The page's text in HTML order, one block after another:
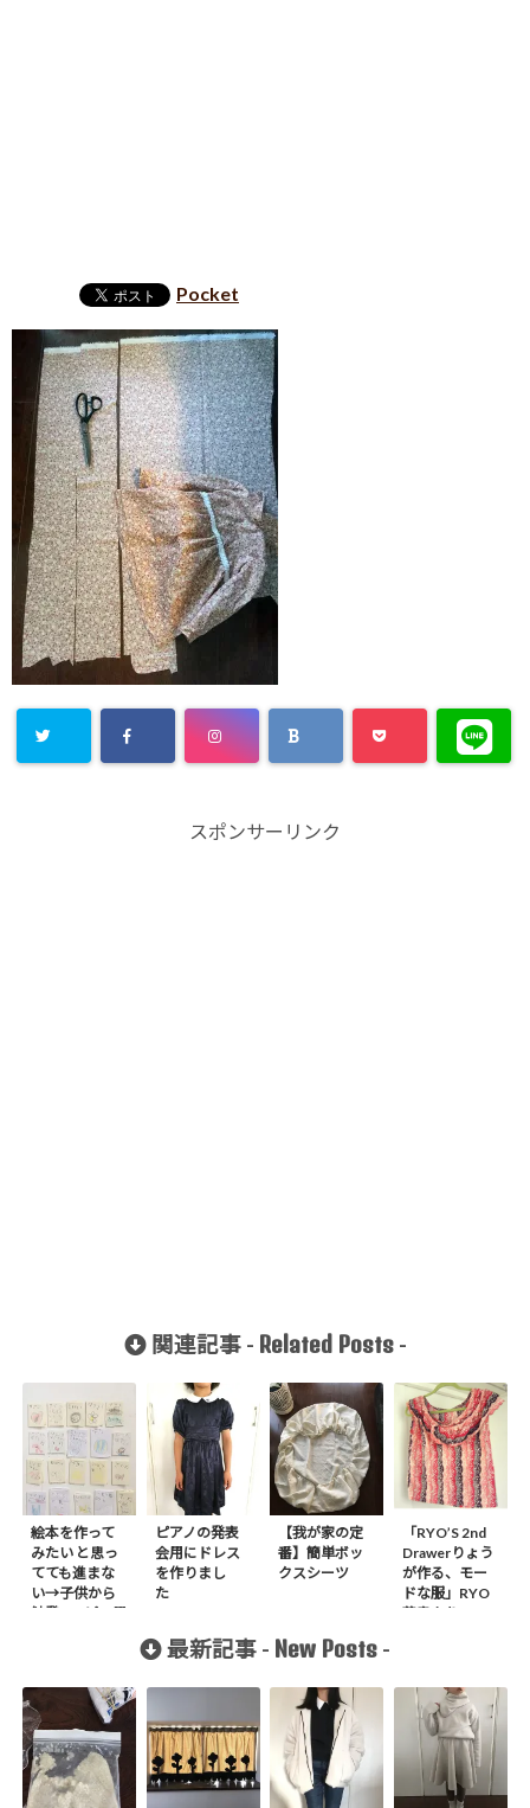
Pocket
スポンサーリンク
関連記事 - Related Posts-
絵本を作って
みたい と思っ
てても進まな
い→子供から
触発&コピー用
ピアノの発表
会用にドレス
を作りまし
た
【我が家の定
番】簡単ボッ
クスシーツ
「RYO’S 2nd
Drawerりょう
が作る、モー
ドな服」RYO
著書より P
最新記事 - New Posts -